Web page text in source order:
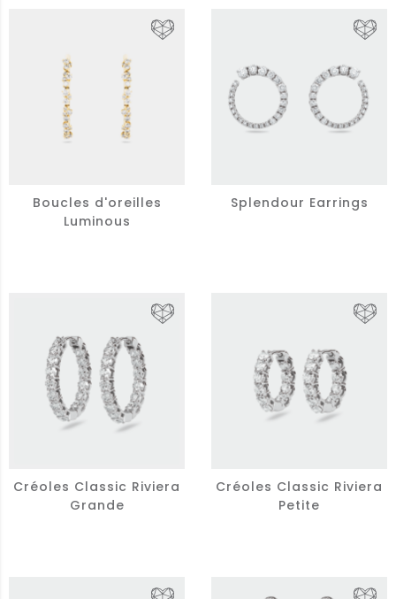
Boucles d'oreilles
Luminous
Splendour Earrings
Créoles Classic Riviera
Grande
Créoles Classic Riviera
Petite